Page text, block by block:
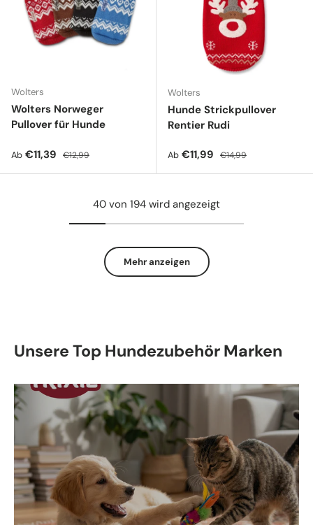
Wolters
Wolters Norweger
Pullover für Hunde
Verkaufspreis
Ab €11,39 Normaler Preis
€12,99
Wolters
Hunde Strickpullover
Rentier Rudi
Verkaufspreis
Ab €11,99 Normaler Preis
€14,99
40 von 194 wird angezeigt
Mehr anzeigen
Unsere Top Hundezubehör Marken